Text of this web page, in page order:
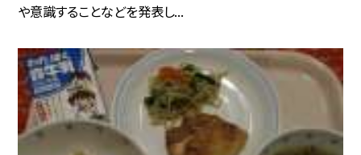
や意識することなどを発表し...